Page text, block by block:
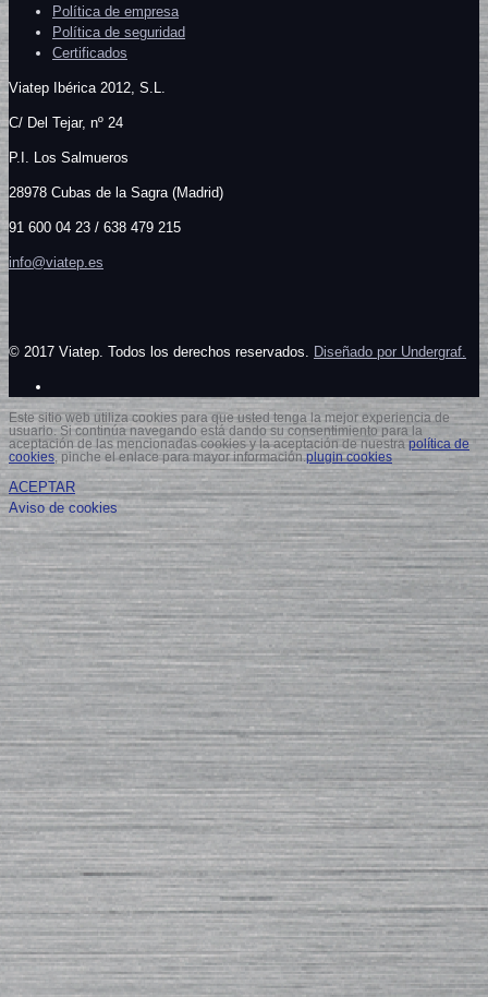
Política de empresa
Política de seguridad
Certificados
Viatep Ibérica 2012, S.L.
C/ Del Tejar, nº 24
P.I. Los Salmueros
28978 Cubas de la Sagra (Madrid)
91 600 04 23 / 638 479 215
info@viatep.es
© 2017 Viatep. Todos los derechos reservados. Diseñado por Undergraf.
Este sitio web utiliza cookies para que usted tenga la mejor experiencia de
usuario. Si continúa navegando está dando su consentimiento para la
aceptación de las mencionadas cookies y la aceptación de nuestrapolítica de
cookies , pinche el enlace para mayor información.plugin cookies
ACEPTAR
Aviso de cookies